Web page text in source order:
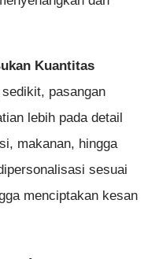
Kuantitas
pasangan
lebih pada detail
makanan, hingga
sesuai
menciptakan kesan